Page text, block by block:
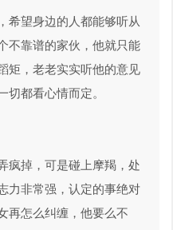
希望身边的人都能够听从
不靠谱的家伙，他就只能
矩，老老实实听他的意见
切都看心情而定。
疯掉，可是碰上摩羯，处
力非常强，认定的事绝对
再怎么纠缠，他要么不